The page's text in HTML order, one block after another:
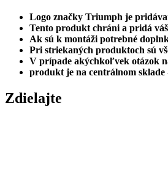
Logo značky Triumph je
Tento produkt chráni a pridá
Ak sú k montáži potrebné
Pri striekaných produktoch sú
V prípade akýchkoľvek otázok
produkt je na centrálnom sklade
Zdielajte